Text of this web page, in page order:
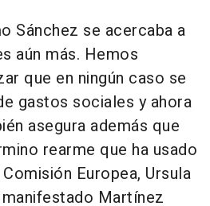
Sánchez se acercaba a
aún más. Hemos
que en ningún caso se
gastos sociales y ahora
asegura además que
rearme que ha usado
Europea, Ursula
Martínez